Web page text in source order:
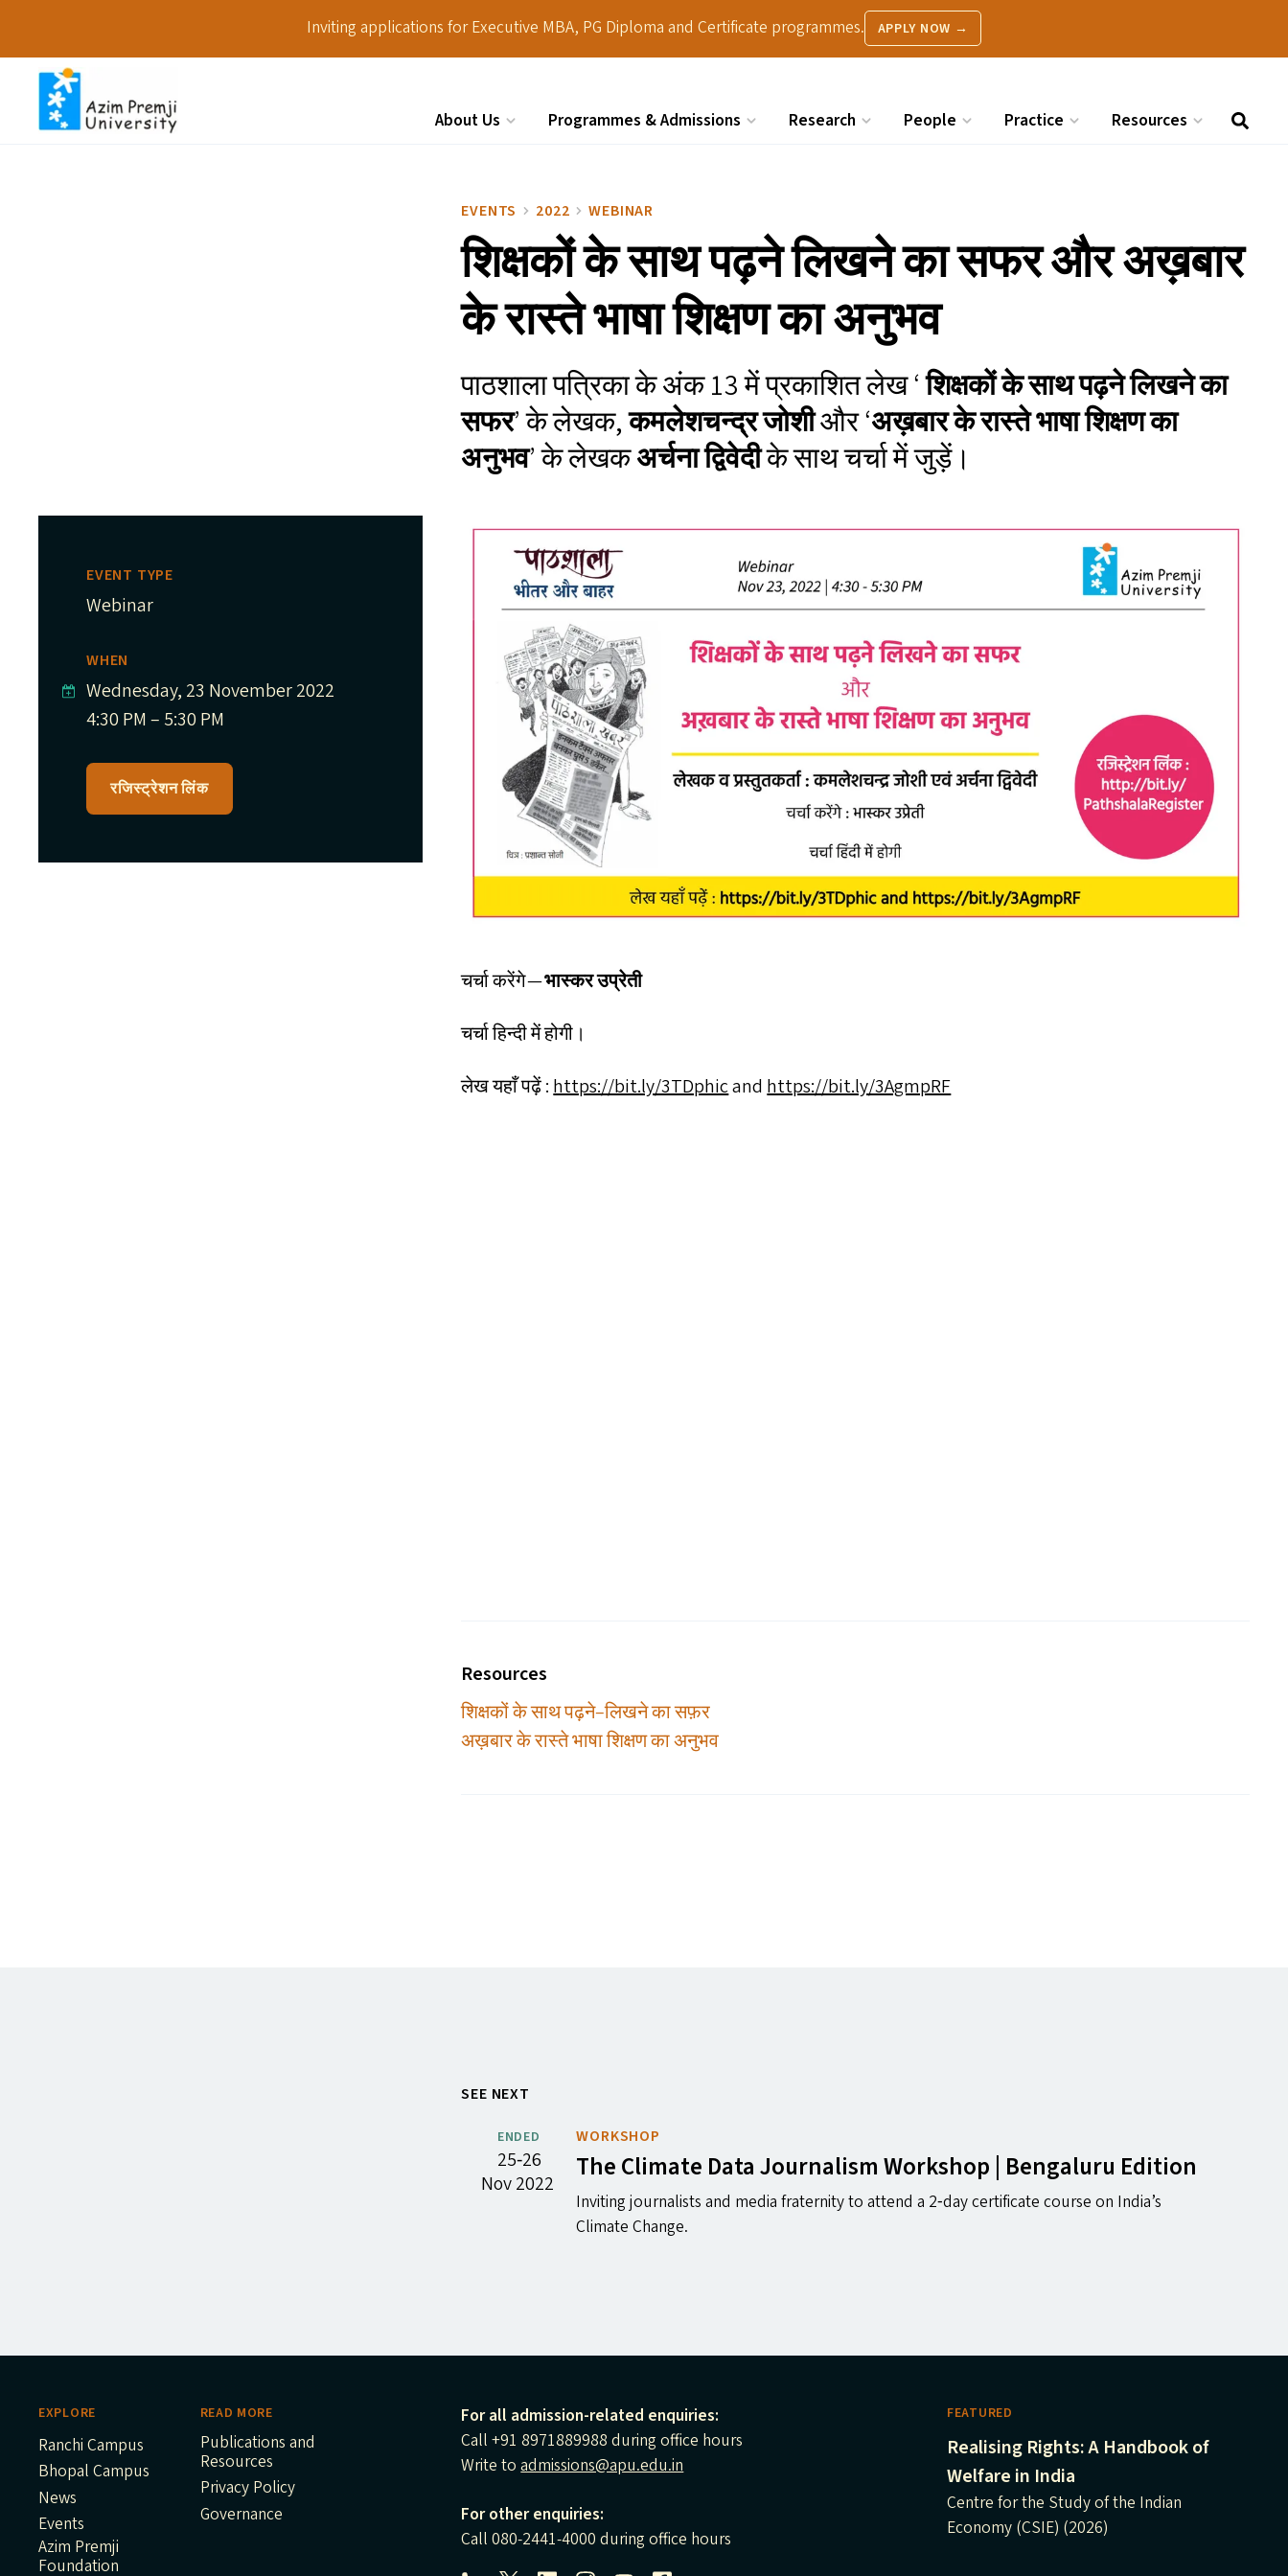
Inviting applications for Executive MBA, PG Diploma and Certificate programmes. APPLY NOW →
About Us Programmes & Admissions Research People Practice Resources
EVENTS 2022 WEBINAR
शिक्षकों के साथ पढ़ने लिखने का सफर और अख़बार
के रास्ते भाषा शिक्षण का अनुभव
पाठशाला पत्रिका के अंक 13 में प्रकाशित लेख ‘शिक्षकों के साथ पढ़ने लिखने का
सफर’ के लेखक,कमलेशचन्द्र जोशीऔर‘अख़बार के रास्ते भाषा शिक्षण का
अनुभव’ के लेखकअर्चना द्विवेदीके साथ चर्चा में जुड़ें।
EVENT TYPE
Webinar
WHEN
Wednesday, 23 November 2022
4:30 PM – 5:30 PM
रजिस्ट्रेशन लिंक
चर्चा करेंगे —भास्कर उप्रेती
चर्चा हिन्दी में होगी।
लेख यहाँ पढ़ें : https://​bit​.ly/​3​T​Dphicand https://​bit​.ly/​3​A​gmpRF
Resources
शिक्षकों के साथ पढ़ने–लिखने का सफ़र
अख़बार के रास्ते भाषा शिक्षण का अनुभव
SEE NEXT
ENDED
25‐26
Nov 2022
WORKSHOP
The Climate Data Journalism Workshop | Bengaluru Edition
Inviting journalists and media fraternity to attend a 2‑day certificate course on India’s
Climate Change.
FEATURED
Realising Rights: A Handbook of
Welfare in India
Centre for the Study of the Indian
Economy (CSIE) (2026)
EXPLORE
Ranchi Campus
Bhopal Campus
News
Events
Azim Premji
Foundation
READ MORE
Publications and
Resources
Privacy Policy
Governance
For all admission-related enquiries:
Call +91 8971889988 during office hours
Write toadmissions@apu.edu.in
For other enquiries:
Call 080-2441-4000 during office hours